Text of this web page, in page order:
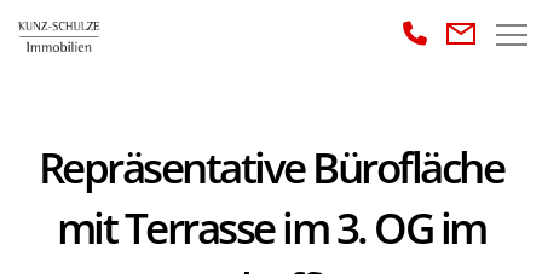
Repräsentative Bürofläche
mit Terrasse im 3. OG im